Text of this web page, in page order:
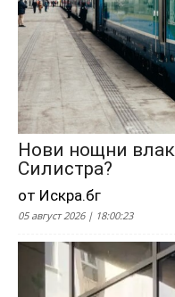
Нови нощни
Силистра?
от Искра.бг
05 август 2026 | 18:00:23